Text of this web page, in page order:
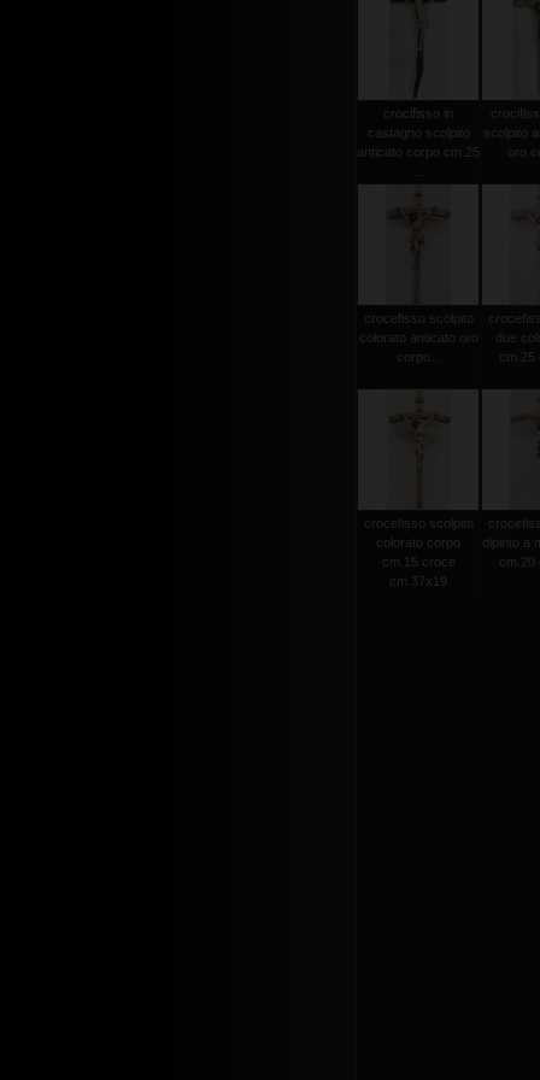
crocifisso in
castagno scolpito
anticato corpo cm.25
scolpito
oro
crocefisso scolpito
colorato anticato oro
corpo...
due
cm.25
crocefisso scolpito
colorato corpo
cm.15 croce
cm.37x19
dipinto a
cm.20